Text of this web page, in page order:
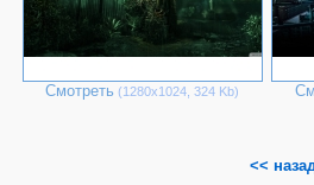
Смотреть (1280х1024, 324 Kb)
<<